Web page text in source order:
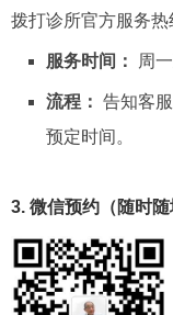
拨打诊所官方服务热
服务时间： 周
流程： 告知客
预定时间。
3. 微信预约（随时随